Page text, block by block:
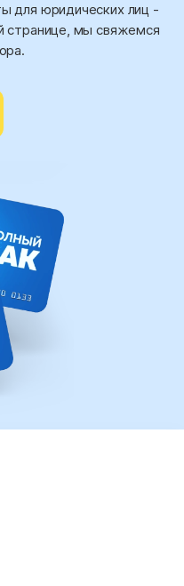
для юридических лиц -
странице, мы свяжемся